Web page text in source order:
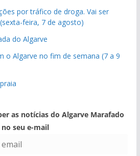
por tráfico de droga. Vai ser
feira, 7 de agosto)
do Algarve
o Algarve no fim de semana (7 a 9
as notícias do Algarve Marafado
no seu e-mail